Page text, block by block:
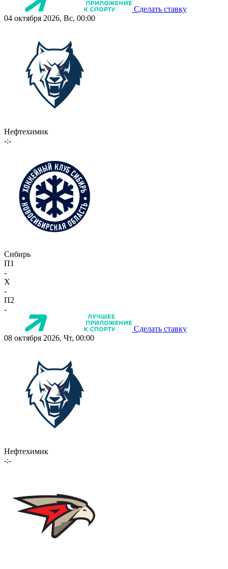
Сделать ставку
04 октября 2026, Вс, 00:00
Нефтехимик
-:-
Сибирь
П1
-
X
-
П2
-
Сделать ставку
08 октября 2026, Чт, 00:00
Нефтехимик
-:-